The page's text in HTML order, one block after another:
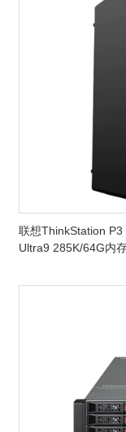
联想ThinkStation
Ultra9 285K/64G内